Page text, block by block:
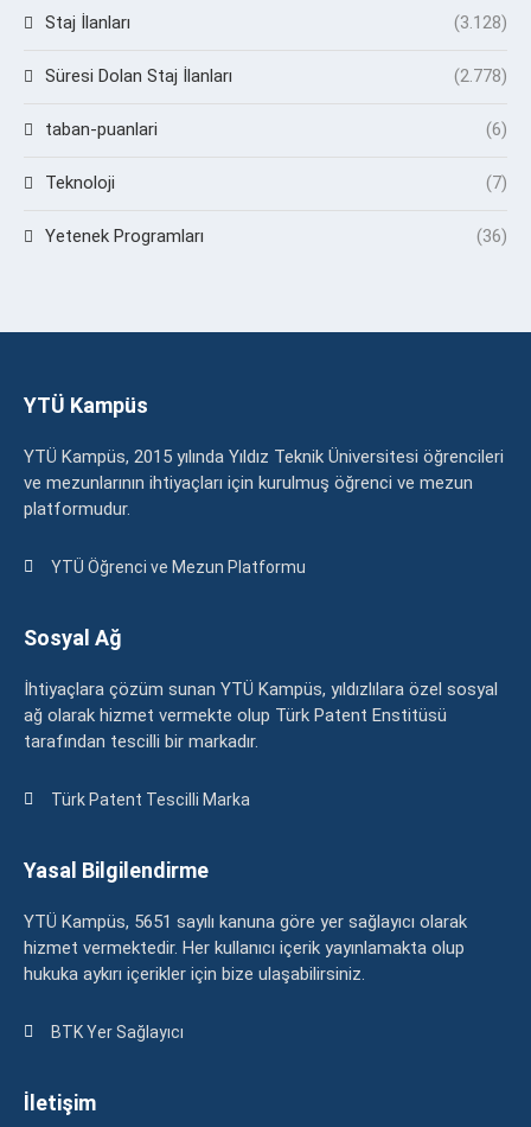
Staj İlanları (3.128)
Süresi Dolan Staj İlanları (2.778)
taban-puanlari (6)
Teknoloji (7)
Yetenek Programları (36)
YTÜ Kampüs
YTÜ Kampüs, 2015 yılında Yıldız Teknik Üniversitesi öğrencileri
ve mezunlarının ihtiyaçları için kurulmuş öğrenci ve mezun
platformudur.
YTÜ Öğrenci ve Mezun Platformu
Sosyal Ağ
İhtiyaçlara çözüm sunan YTÜ Kampüs, yıldızlılara özel sosyal
ağ olarak hizmet vermekte olup Türk Patent Enstitüsü
tarafından tescilli bir markadır.
Türk Patent Tescilli Marka
Yasal Bilgilendirme
YTÜ Kampüs, 5651 sayılı kanuna göre yer sağlayıcı olarak
hizmet vermektedir. Her kullanıcı içerik yayınlamakta olup
hukuka aykırı içerikler için bize ulaşabilirsiniz.
BTK Yer Sağlayıcı
İletişim